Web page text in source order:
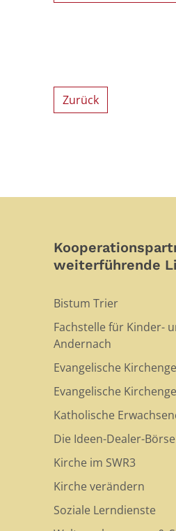
Zurück
weiterführende
Bistum Trier
Fachstelle für Kinder-
Andernach
Evangelische
Evangelische
Katholische
Die Ideen-Dealer-
Kirche im SWR3
Kirche verändern
Soziale Lerndienste